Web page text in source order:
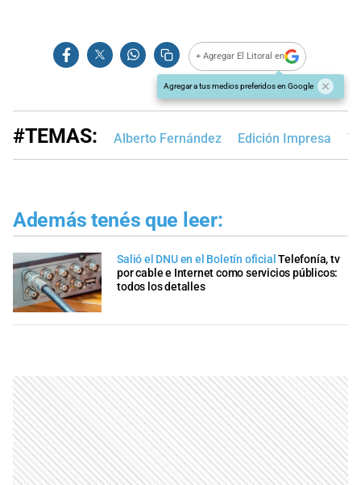
+ Agregar El Litoral en
Agregar a tus medios preferidos en Google
#TEMAS: Alberto Fernández Edición Impresa
Además tenés que leer:
Salió el DNU en el Boletín oficialTelefonía, tv
por cable e Internet como servicios públicos:
todos los detalles